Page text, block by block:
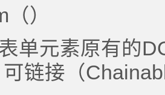
）
单元素原有的
链接（